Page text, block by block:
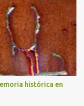
histórica en